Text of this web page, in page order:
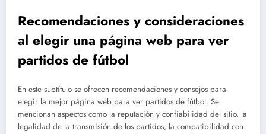
Recomendaciones y consideraciones
al elegir una página web para ver
partidos de fútbol
En este subtítulo se ofrecen recomendaciones y consejos para
elegir la mejor página web para ver partidos de fútbol. Se
mencionan aspectos como la reputación y confiabilidad del sitio, la
legalidad de la transmisión de los partidos, la compatibilidad con